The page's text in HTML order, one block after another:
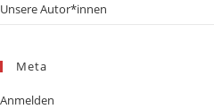
Unsere Autor*innen
Meta
Anmelden